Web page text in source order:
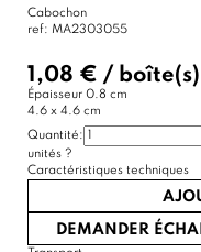
Cabochon
ref: MA2303055
1,08 € / boîte(s)
Épaisseur 0.8 cm
4.6 x 4.6 cm
Quantité:
unités ?
Caractéristiques techniques
DEMANDER